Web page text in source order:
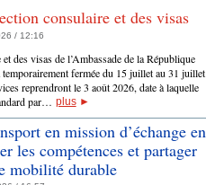
consulaire et des visas
/ 12:16
des visas de l’Ambassade de la République
temporairement fermée du 15 juillet au 31 juillet
reprendront le 3 août 2026, date à laquelle
par… plus►
en mission d’échange en
les compétences et partager
mobilité durable